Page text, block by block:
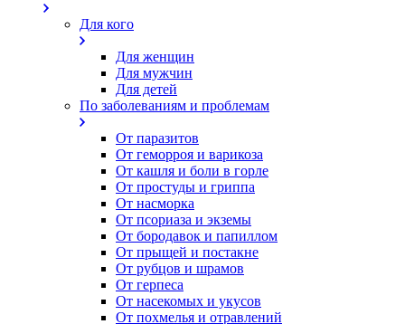
Для кого
Для женщин
Для мужчин
Для детей
По заболеваниям и проблемам
От паразитов
Oт геморроя и варикоза
От кашля и боли в горле
От простуды и гриппа
От насморка
Oт псориаза и экземы
От бородавок и папиллом
От прыщей и постакне
От рубцов и шрамов
От герпеса
От насекомых и укусов
От похмелья и отравлений